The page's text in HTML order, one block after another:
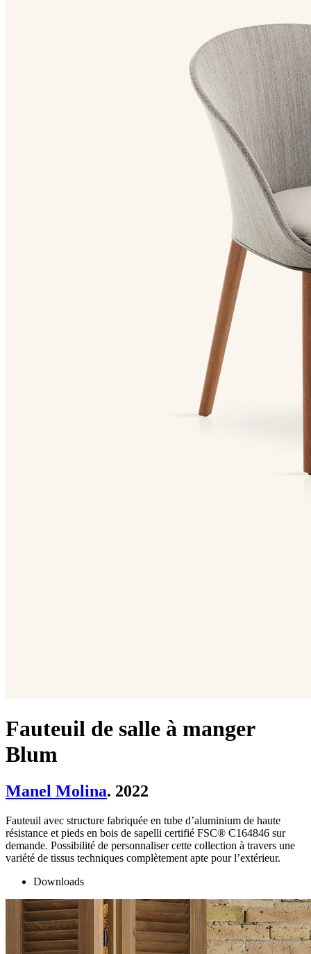
Fauteuil de salle à manger
Blum
Manel Molina. 2022
Fauteuil avec structure fabriquée en tube d’aluminium de haute
résistance et pieds en bois de sapelli certifié FSC® C164846 sur
demande. Possibilité de personnaliser cette collection à travers une
variété de tissus techniques complètement apte pour l’extérieur.
Downloads